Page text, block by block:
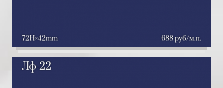
72H 42mm 688 руб/м.п.
Лф-22